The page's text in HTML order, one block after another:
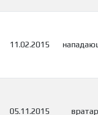
11.02.2015
05.11.2015